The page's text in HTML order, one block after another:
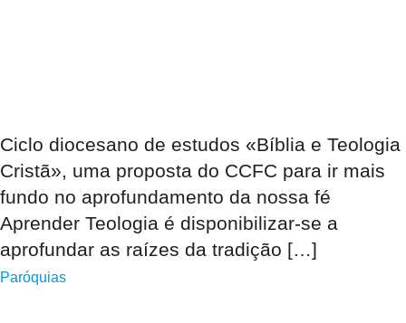
Ciclo diocesano de estudos «Bíblia e Teologia
Cristã», uma proposta do CCFC para ir mais
fundo no aprofundamento da nossa fé
Aprender Teologia é disponibilizar-se a
aprofundar as raízes da tradição […]
Paróquias